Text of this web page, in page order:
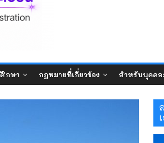
กษา กฎหมายที่เกี่ยวข้อง สำหรับบุคคล